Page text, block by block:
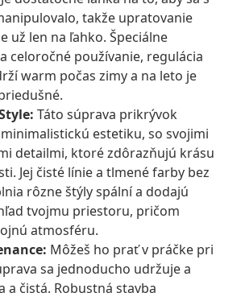
takže upratovanie
už len na ľahko. Špeciálne
celoročné používanie, regulácia
warm počas zimy a na leto je
Táto súprava prikrývok
estetiku, so svojimi
detailmi, ktoré zdôrazňujú krásu
Jej čisté línie a tlmené farby bez
rôzne štýly spální a dodajú
tvojmu priestoru, pričom
atmosféru.
Môžeš ho prať v práčke pri
sa jednoducho udržuje a
a čistá. Robustná stavba